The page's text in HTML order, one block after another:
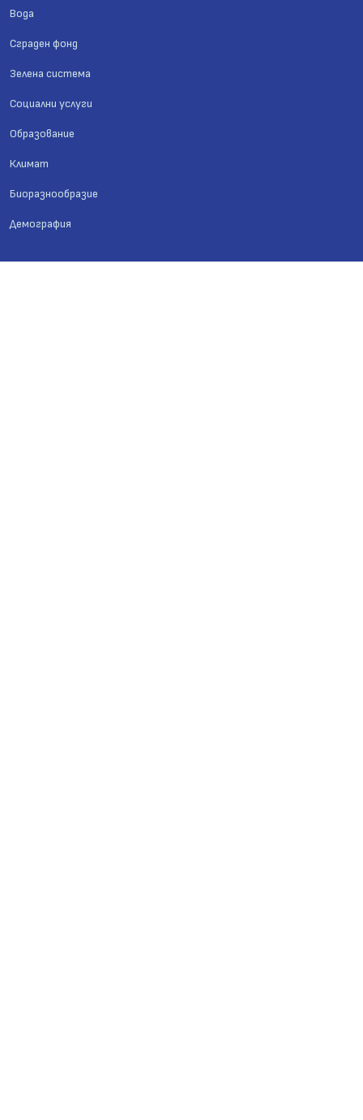
Вода
Сграден фонд
Зелена система
Социални услуги
Образование
Климат
Биоразнообразие
Демография